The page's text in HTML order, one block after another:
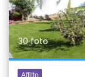
30 foto
Affitto